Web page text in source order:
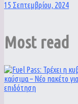
15 Σεπτεμβρίου, 2024
Most read